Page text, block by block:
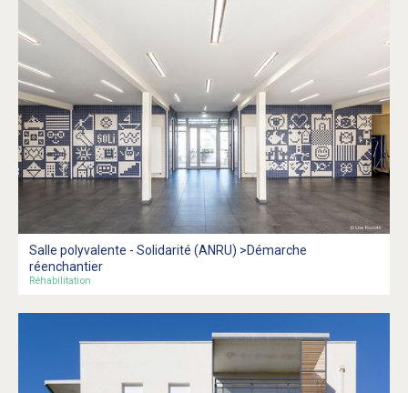
Salle polyvalente - Solidarité (ANRU) >Démarche
réenchantier
Réhabilitation